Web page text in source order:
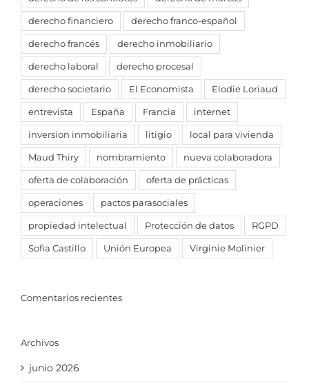
derecho financiero derecho franco-español
derecho francés derecho inmobiliario
derecho laboral derecho procesal
derecho societario El Economista Elodie Loriaud
entrevista España Francia internet
inversion inmobiliaria litigio local para vivienda
Maud Thiry nombramiento nueva colaboradora
oferta de colaboración oferta de prácticas
operaciones pactos parasociales
propiedad intelectual Protección de datos RGPD
Sofia Castillo Unión Europea Virginie Molinier
Comentarios recientes
Archivos
junio 2026